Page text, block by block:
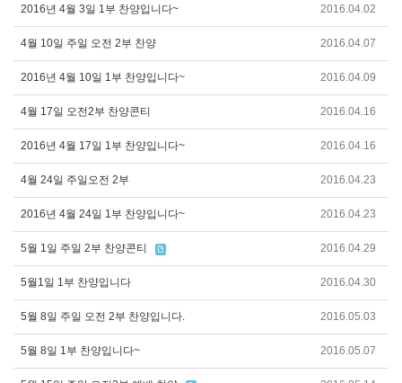
2016년 4월 3일 1부 찬양입니다~ 2016.04.02
4월 10일 주일 오전 2부 찬양 2016.04.07
2016년 4월 10일 1부 찬양입니다~ 2016.04.09
4월 17일 오전2부 찬양콘티 2016.04.16
2016년 4월 17일 1부 찬양입니다~ 2016.04.16
4월 24일 주일오전 2부 2016.04.23
2016년 4월 24일 1부 찬양입니다~ 2016.04.23
5월 1일 주일 2부 찬양콘티 2016.04.29
5월1일 1부 찬양입니다 2016.04.30
5월 8일 주일 오전 2부 찬양입니다. 2016.05.03
5월 8일 1부 찬양입니다~ 2016.05.07